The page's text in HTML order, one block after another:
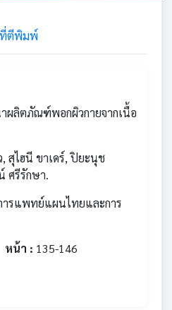
ที่ตีพิมพ์
ผลิตภัณฑ์พอกผิวกายจากเนื้อ
, สุไฮนี ขาเดร์, ปิยะนุช
ศรีรักษา.
ารแพทย์แผนไทยและการ
หน้า : 135-146